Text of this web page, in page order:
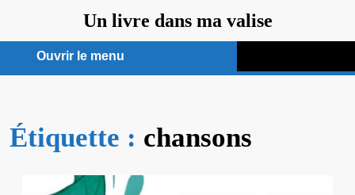
contenu
Un livre dans ma valise
Ouvrir le menu
menu
Étiquette : chansons